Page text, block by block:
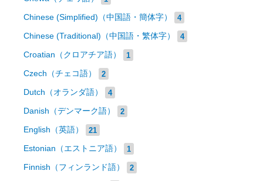
Chinese (Simplified)（中国語・簡体字） 4
Chinese (Traditional)（中国語・繁体字） 4
Croatian（クロアチア語） 1
Czech（チェコ語） 2
Dutch（オランダ語） 4
Danish（デンマーク語） 2
English（英語） 21
Estonian（エストニア語） 1
Finnish（フィンランド語） 2